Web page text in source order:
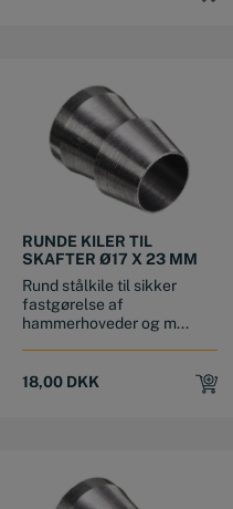
RUNDE KILER TIL
SKAFTER Ø17 X 23 MM
Rund stålkile til sikker
fastgørelse af
hammerhoveder og m...
18,00 DKK